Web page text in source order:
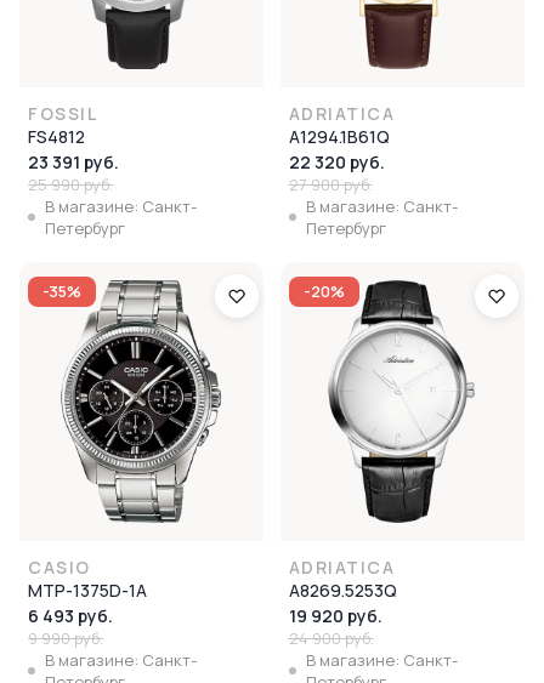
FOSSIL
FS4812
23 391 руб.
25 990 руб.
В магазине: Санкт-
Петербург
ADRIATICA
A1294.1B61Q
22 320 руб.
27 900 руб.
В магазине: Санкт-
Петербург
-35%
CASIO
MTP-1375D-1A
6 493 руб.
9 990 руб.
В магазине: Санкт-
-20%
ADRIATICA
A8269.5253Q
19 920 руб.
24 900 руб.
В магазине: Санкт-